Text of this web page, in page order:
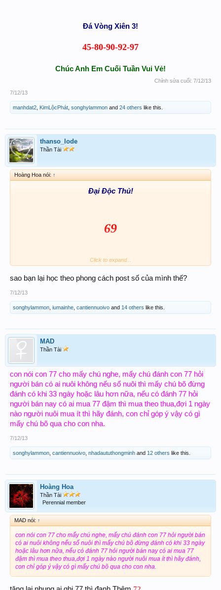
Đá Vòng Xiên 3!
45-80-90-92-97
Chúc Anh Em Cuối Tuần Vui Vẻ!
Chỉnh sửa cuối: 7/12/13
7/12/13
manhdat2 KimLộcPhát songhylammon and 24 others like this.
thanso_lode
Thần Tài
Hoàng Hoa nói: ↑
Đại Độc Thủ!
69
Đá!
Click to expand...
sao bạn lại học theo phong cách post số của mình thế?
7/12/13
songhylammon iumainhe cantiennuoivo and 14 others like this.
MAD
Thần Tài
con nói con 77 cho mấy chú nghe, mấy chú đánh con 77 hỏi
người bán có ai nuôi không nếu số nuôi thì mấy chú bõ đừng
đánh có khi 33 ngày hoặc lâu hơn nữa, nếu có đánh 77 hỏi
người bán nay có ai mua 77 đậm thì mua theo thua,đợi 1 ngày
nào người nuôi mua ít thì hãy đánh, con chỉ góp ý vậy có gì
mấy chú bõ qua cho con nha.
7/12/13
songhylammon cantiennuoivo nhadaututhongminh and 12 others like this.
Hoàng Hoa
Thần Tài
Perennial member
MAD nói: ↑
con nói con 77 cho mấy chú nghe, mấy chú đánh con 77 hỏi người bán
có ai nuôi không nếu số nuôi thì mấy chú bõ đừng đánh có khi 33 ngày
hoặc lâu hơn nữa, nếu có đánh 77 hỏi người bán nay có ai mua 77
đậm thì mua theo thua,đợi 1 ngày nào người nuôi mua ít thì hãy đánh,
con chỉ góp ý vậy có gì mấy chú bõ qua cho con nha.